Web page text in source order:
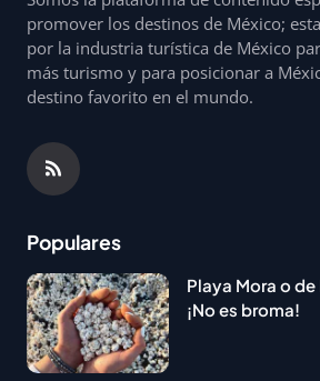
promover los destinos de México;
por la industria turística de México
más turismo y para posicionar a
destino favorito en el mundo.
Populares
Playa Mora o
¡No es broma!